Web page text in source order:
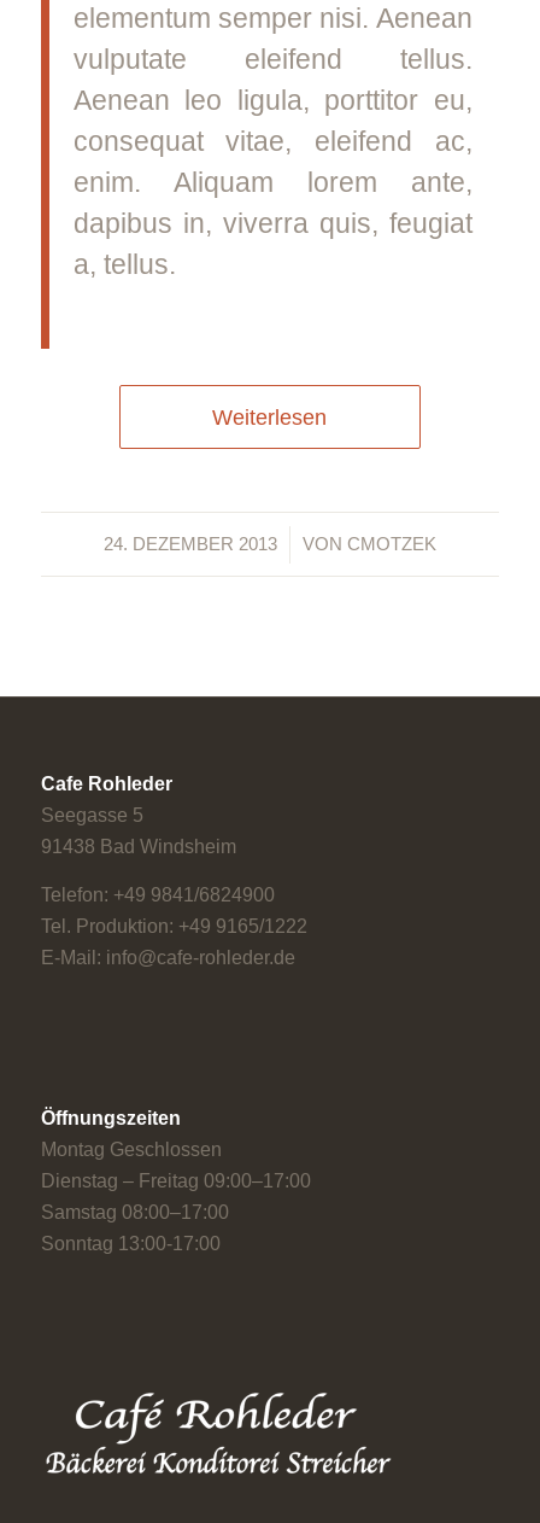
elementum semper nisi. Aenean
vulputate eleifend tellus.
Aenean leo ligula, porttitor eu,
consequat vitae, eleifend ac,
enim. Aliquam lorem ante,
dapibus in, viverra quis, feugiat
a, tellus.
Weiterlesen
24. DEZEMBER 2013
/ VON CMOTZEK
Cafe Rohleder
Seegasse 5
91438 Bad Windsheim
Telefon: +49 9841/6824900
Tel. Produktion: +49 9165/1222
E-Mail: info@cafe-rohleder.de
Öffnungszeiten
Montag Geschlossen
Dienstag – Freitag 09:00–17:00
Samstag 08:00–17:00
Sonntag 13:00-17:00